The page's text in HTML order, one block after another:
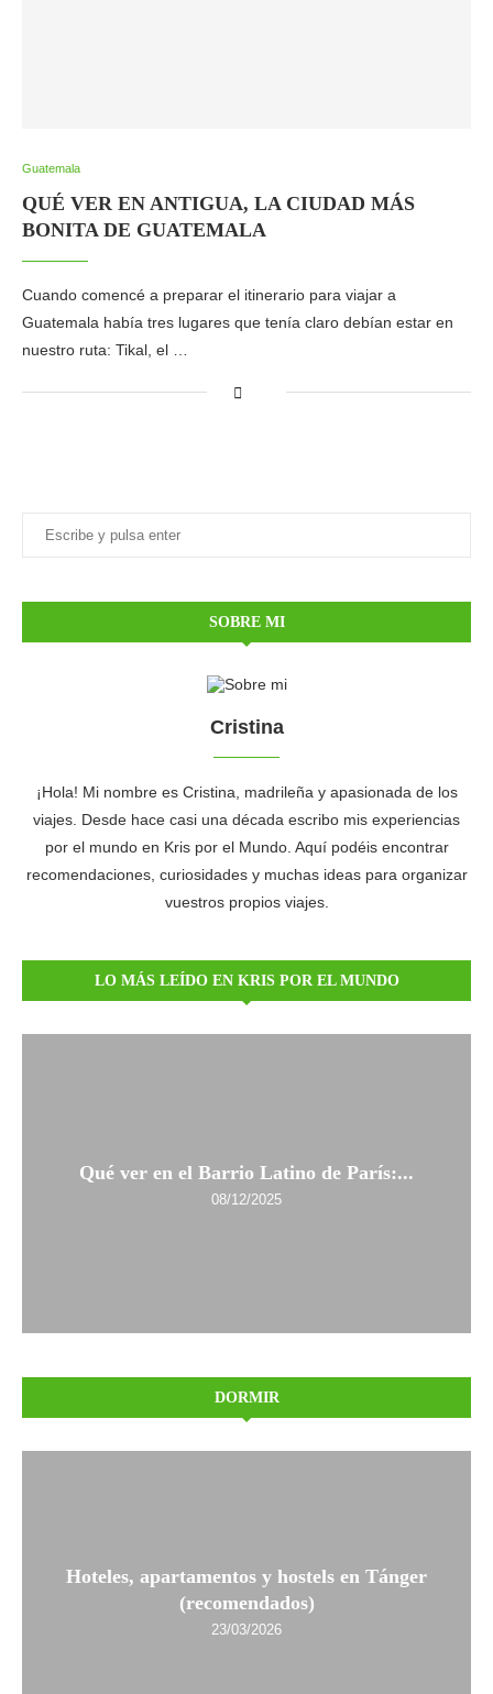
Guatemala
QUÉ VER EN ANTIGUA, LA CIUDAD MÁS
BONITA DE GUATEMALA
Cuando comencé a preparar el itinerario para viajar a
Guatemala había tres lugares que tenía claro debían estar en
nuestro ruta: Tikal, el …
SOBRE MI
Cristina
¡Hola! Mi nombre es Cristina, madrileña y apasionada de los
viajes. Desde hace casi una década escribo mis experiencias
por el mundo en Kris por el Mundo. Aquí podéis encontrar
recomendaciones, curiosidades y muchas ideas para organizar
vuestros propios viajes.
LO MÁS LEÍDO EN KRIS POR EL MUNDO
Qué ver en el Barrio Latino de París:...
08/12/2025
DORMIR
Hoteles, apartamentos y hostels en Tánger
(recomendados)
23/03/2026